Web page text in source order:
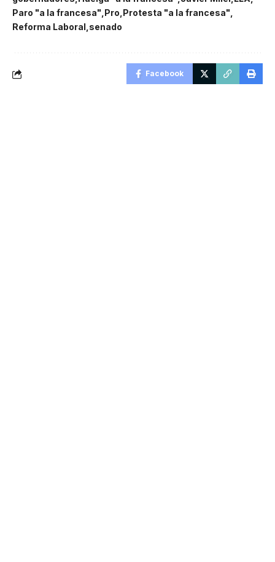
Paro "a la francesa" Pro Protesta "a la francesa"
Reforma Laboral senado
Facebook